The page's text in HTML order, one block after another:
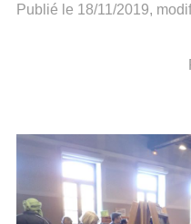
Publié le 18/11/2019,